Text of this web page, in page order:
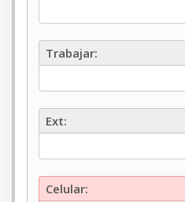
Trabajar
Trabajar:
Ext
Ext:
Celular
Celular: